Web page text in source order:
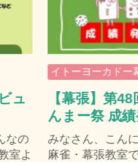
ュ
なの
室よ
イトーヨーカドー
【幕張】第
んまー祭 成績
みなさん、こん
麻雀・幕張教室